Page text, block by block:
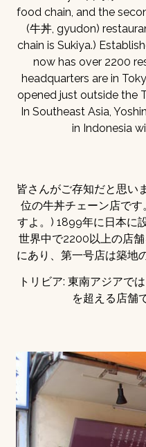
food chain, and the
(牛丼, gyudon)
chain is Sukiya.)
now has over 2200
headquarters are in
opened just outside the
In Southeast Asia,
in Indonesia
皆さんがご存知だと思い
位の牛丼チェーン店で
すよ。) 1899年に日本に
世界中で2200以上の店
にあり、第一号店は築地
トリビア: 東南アジアで
を超える店舗